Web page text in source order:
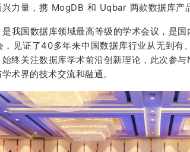
力量，携 MogDB 和 Uqbar 两款数据库产
我国数据库领域最高等级的学术会议，是
见证了40多年来中国数据库行业从无到有
终关注数据库学术前沿创新理论，此次参
术界的技术交流和融通。